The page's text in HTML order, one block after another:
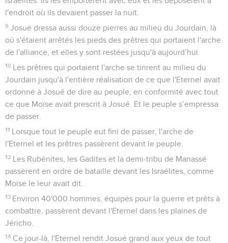
l'endroit où ils devaient passer la nuit.
9 Josué dressa aussi douze pierres au milieu du Jourdain, là
où s'étaient arrêtés les pieds des prêtres qui portaient l'arche
de l'alliance, et elles y sont restées jusqu'à aujourd’hui.
10 Les prêtres qui portaient l'arche se tinrent au milieu du
Jourdain jusqu'à l'entière réalisation de ce que l'Eternel avait
ordonné à Josué de dire au peuple, en conformité avec tout
ce que Moïse avait prescrit à Josué. Et le peuple s’empressa
de passer.
11 Lorsque tout le peuple eut fini de passer, l'arche de
l'Eternel et les prêtres passèrent devant le peuple.
12 Les Rubénites, les Gadites et la demi-tribu de Manassé
passèrent en ordre de bataille devant les Israélites, comme
Moïse le leur avait dit.
13 Environ 40'000 hommes, équipés pour la guerre et prêts à
combattre, passèrent devant l'Eternel dans les plaines de
Jéricho.
14 Ce jour-là, l'Eternel rendit Josué grand aux yeux de tout